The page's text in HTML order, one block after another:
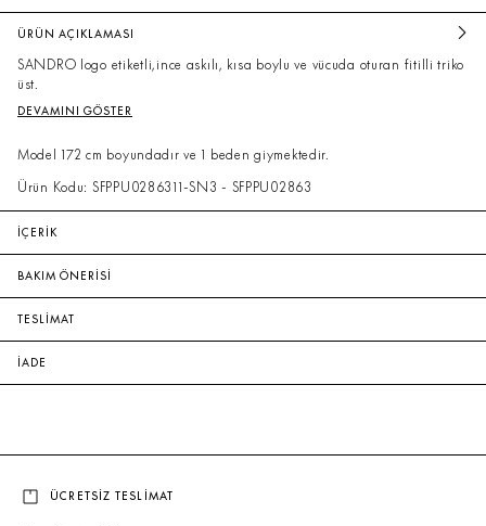
ÜRÜN AÇIKLAMASI
SANDRO logo etiketli,ince askılı, kısa boylu ve vücuda oturan fitilli triko
üst.
DEVAMINI GÖSTER
Model 172 cm boyundadır ve 1 beden giymektedir.
Ürün Kodu: SFPPU0286311-SN3 - SFPPU02863
İÇERİK
BAKIM ÖNERİSİ
TESLİMAT
İADE
ÜCRETSİZ TESLİMAT